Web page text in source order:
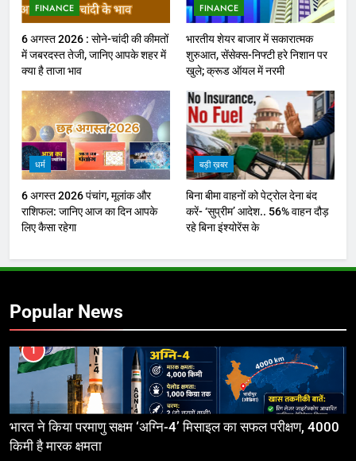
FINANCE
6 अगस्त 2026 : सोने-चांदी की कीमतों
में जबरदस्त तेजी, जानिए आपके शहर में
क्या है ताजा भाव
FINANCE
भारतीय शेयर बाजार में सकारात्मक
शुरुआत, सेंसेक्स-निफ्टी हरे निशान पर
खुले; क्रूड ऑयल में नरमी
धर्म
6 अगस्त 2026 पंचांग, मूलांक और
राशिफल: जानिए आज का दिन आपके
लिए कैसा रहेगा
बड़ी ख़बर
बिना बीमा वाहनों को पेट्राेल देना बंद
करें- ‘सुप्रीम’ आदेश.. 56% वाहन दौड़
रहे बिना इंश्योरेंस के
Popular News
1
भारत ने किया परमाणु सक्षम ‘अग्नि-4’ मिसाइल का सफल परीक्षण, 4000
किमी है मारक क्षमता